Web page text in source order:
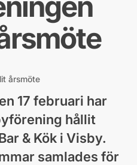
årsmöte
17 februari har
hållit
& Kök i Visby.
samlades för